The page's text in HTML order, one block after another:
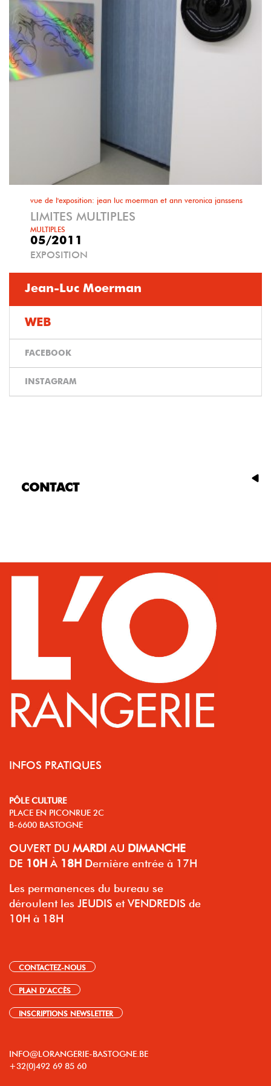
vue de l'exposition: jean luc moerman et ann veronica janssens
LIMITES MULTIPLES
MULTIPLES
05/2011
EXPOSITION
Jean-Luc Moerman
WEB
FACEBOOK
INSTAGRAM
CONTACT
INFOS PRATIQUES
PÔLE CULTURE
PLACE EN PICONRUE 2C
B-6600 BASTOGNE
OUVERT DU MARDI AU DIMANCHE
DE 10H À 18H Dernière entrée à 17H
Les permanences du bureau se
déroulent les JEUDIS et VENDREDIS de
10H à 18H
CONTACTEZ-NOUS
PLAN D’ACCÈS
INSCRIPTIONS NEWSLETTER
INFO@LORANGERIE-BASTOGNE.BE
+32(0)492 69 85 60